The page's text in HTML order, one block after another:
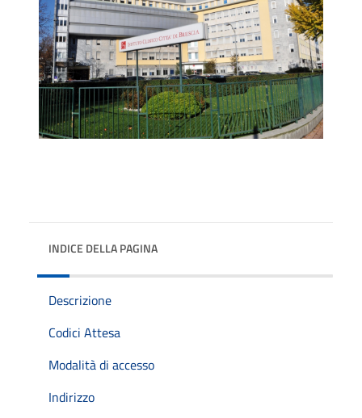
INDICE DELLA PAGINA
Descrizione
Codici Attesa
Modalità di accesso
Indirizzo